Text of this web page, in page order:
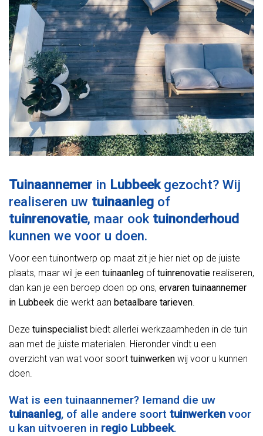
Tuinaannemer in Lubbeekgezocht? Wij
realiseren uw tuinaanleg of
tuinrenovatie, maar ook tuinonderhoud
kunnen we voor u doen.
Voor een tuinontwerp op maat zit je hier niet op de juiste
plaats, maar wil je een tuinaanleg of tuinrenovatie realiseren,
dan kan je een beroep doen op ons, ervaren tuinaannemer
in Lubbeek die werkt aan betaalbare tarieven.
Deze tuinspecialist biedt allerlei werkzaamheden in de tuin
aan met de juiste materialen. Hieronder vindt u een
overzicht van wat voor soort tuinwerken wij voor u kunnen
doen.
Wat is een tuinaannemer? Iemand die uw
tuinaanleg, of alle andere soort tuinwerken voor
u kan uitvoeren in regio Lubbeek.